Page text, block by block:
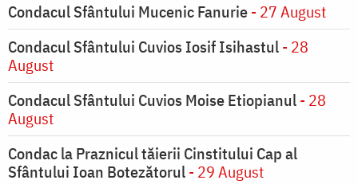
Condacul Sfântului Mucenic Fanurie- 27 August
Condacul Sfântului Cuvios Iosif Isihastul- 28
August
Condacul Sfântului Cuvios Moise Etiopianul- 28
August
Condac la Praznicul tăierii Cinstitului Cap al
Sfântului Ioan Botezătorul- 29 August